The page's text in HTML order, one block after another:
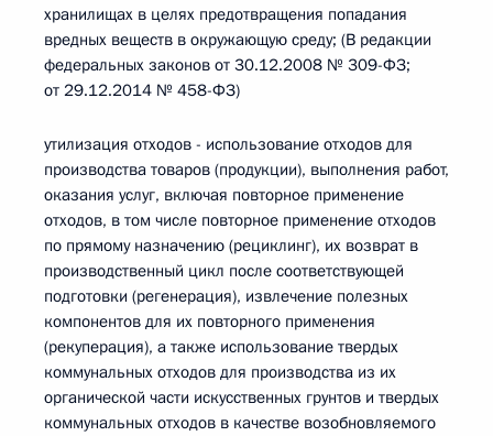
хранилищах в целях предотвращения попадания
вредных веществ в окружающую среду; (В редакции
федеральных законов от 30.12.2008 № 309-ФЗ;
от 29.12.2014 № 458-ФЗ)
утилизация отходов - использование отходов для
производства товаров (продукции), выполнения работ,
оказания услуг, включая повторное применение
отходов, в том числе повторное применение отходов
по прямому назначению (рециклинг), их возврат в
производственный цикл после соответствующей
подготовки (регенерация), извлечение полезных
компонентов для их повторного применения
(рекуперация), а также использование твердых
коммунальных отходов для производства из их
органической части искусственных грунтов и твердых
коммунальных отходов в качестве возобновляемого